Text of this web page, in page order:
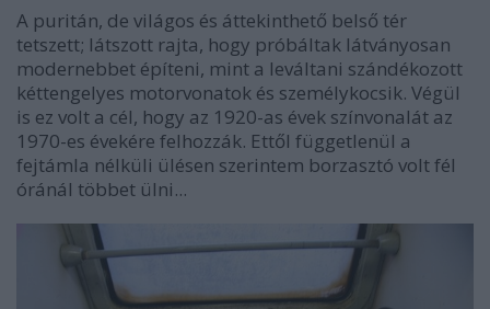
A puritán, de világos és áttekinthető belső tér
tetszett; látszott rajta, hogy próbáltak látványosan
modernebbet építeni, mint a leváltani szándékozott
kéttengelyes motorvonatok és személykocsik. Végül
is ez volt a cél, hogy az 1920-as évek színvonalát az
1970-es évekére felhozzák. Ettől függetlenül a
fejtámla nélküli ülésen szerintem borzasztó volt fél
óránál többet ülni...